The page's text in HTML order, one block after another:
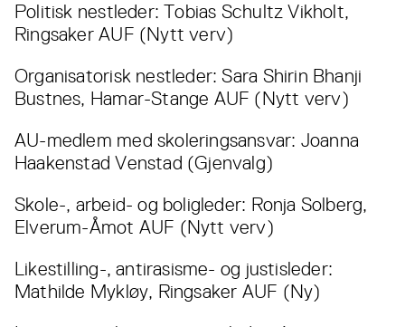
Politisk nestleder: Tobias Schultz Vikholt,
Ringsaker AUF (Nytt verv)
Organisatorisk nestleder: Sara Shirin Bhanji
Bustnes, Hamar-Stange AUF (Nytt verv)
AU-medlem med skoleringsansvar: Joanna
Haakenstad Venstad (Gjenvalg)
Skole-, arbeid- og boligleder: Ronja Solberg,
Elverum-Åmot AUF (Nytt verv)
Likestilling-, antirasisme- og justisleder:
Mathilde Mykløy, Ringsaker AUF (Ny)